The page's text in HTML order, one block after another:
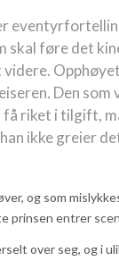
skal føre det
Den som
få riket i tilgift,
ikke greier
og som
prinsen entrer
over seg, og i